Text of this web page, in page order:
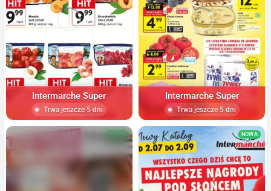
Intermarche Super
Trwa jeszcze 5 dni
Intermarche Super
Trwa jeszcze 5 dni
NOWA